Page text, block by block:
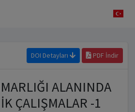
DOI Detayları PDF İndir
ALANINDA
ÇALIŞMALAR -1